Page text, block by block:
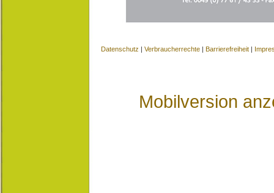
Datenschutz | Verbraucherrechte | Barrierefreiheit |
Mobilversion